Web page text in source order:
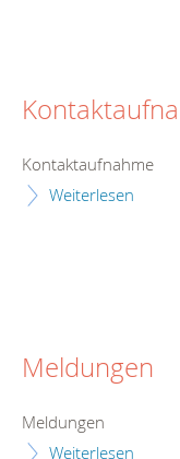
Kontaktaufnahme
Weiterlesen
Meldungen
Meldungen
Weiterlesen